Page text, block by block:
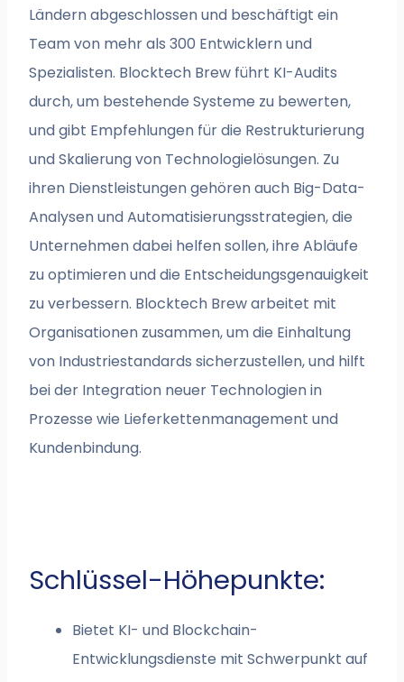
Ländern abgeschlossen und beschäftigt ein
Team von mehr als 300 Entwicklern und
Spezialisten. Blocktech Brew führt KI-Audits
durch, um bestehende Systeme zu bewerten,
und gibt Empfehlungen für die Restrukturierung
und Skalierung von Technologielösungen. Zu
ihren Dienstleistungen gehören auch Big-Data-
Analysen und Automatisierungsstrategien, die
Unternehmen dabei helfen sollen, ihre Abläufe
zu optimieren und die Entscheidungsgenauigkeit
zu verbessern. Blocktech Brew arbeitet mit
Organisationen zusammen, um die Einhaltung
von Industriestandards sicherzustellen, und hilft
bei der Integration neuer Technologien in
Prozesse wie Lieferkettenmanagement und
Kundenbindung.
Schlüssel-Höhepunkte:
Bietet KI- und Blockchain-
Entwicklungsdienste mit Schwerpunkt auf